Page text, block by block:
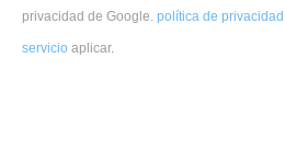
privacidad de Google. política de privacidad
servicio aplicar.